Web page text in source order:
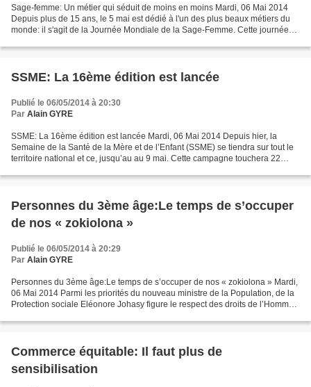
Sage-femme: Un métier qui séduit de moins en moins Mardi, 06 Mai 2014
Depuis plus de 15 ans, le 5 mai est dédié à l'un des plus beaux métiers du
monde: il s'agit de la Journée Mondiale de la Sage-Femme. Cette journée
SSME: La 16ème édition est lancée
Publié le 06/05/2014 à 20:30
Par Alain GYRE
SSME: La 16ème édition est lancée Mardi, 06 Mai 2014 Depuis hier, la
Semaine de la Santé de la Mère et de l’Enfant (SSME) se tiendra sur tout le
territoire national et ce, jusqu’au au 9 mai. Cette campagne touchera 22
Personnes du 3ème âge:Le temps de s’occuper
de nos « zokiolona »
Publié le 06/05/2014 à 20:29
Par Alain GYRE
Personnes du 3ème âge:Le temps de s’occuper de nos « zokiolona » Mardi,
06 Mai 2014 Parmi les priorités du nouveau ministre de la Population, de la
Protection sociale Eléonore Johasy figure le respect des droits de l’Homme
Commerce équitable: Il faut plus de
sensibilisation